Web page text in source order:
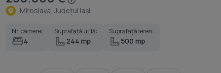
Miroslava, Judeţul Iaşi
Nr. camere:
4
Suprafață utilă:
244 mp
Suprafață teren:
500 mp